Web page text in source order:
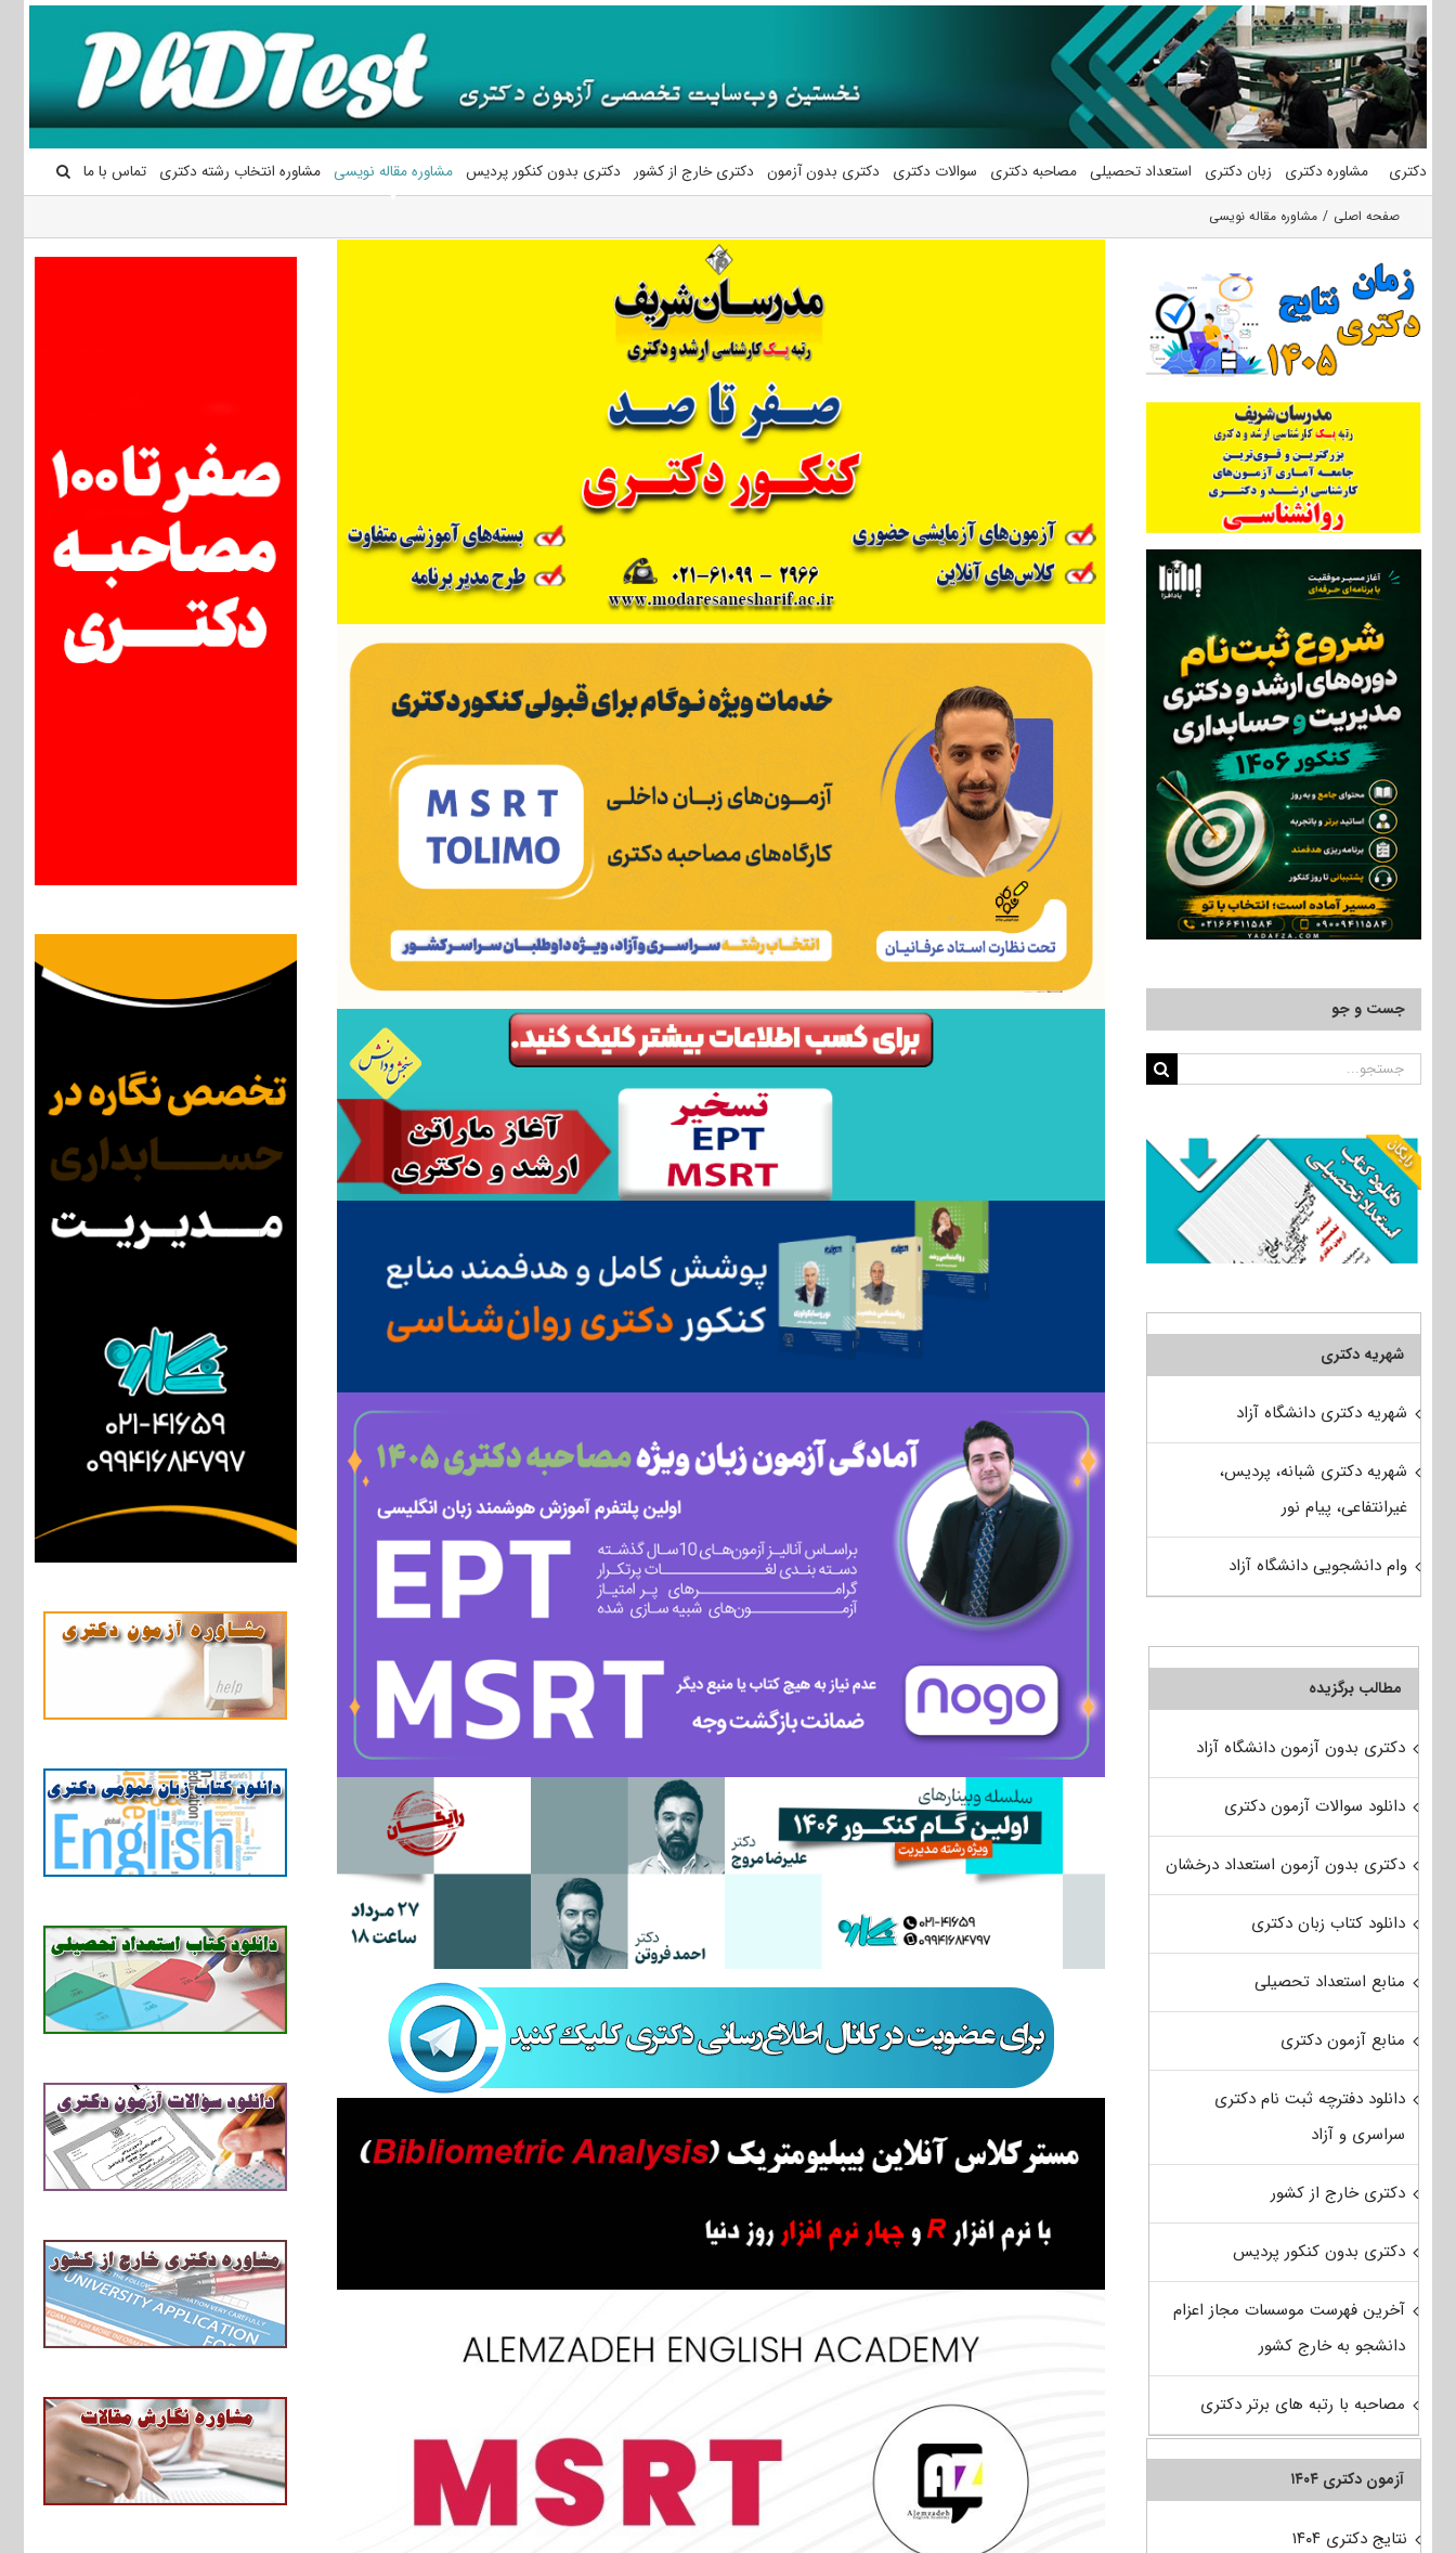
محتوا
دکتری مشاوره دکتری زبان دکتری استعداد تحصیلی مصاحبه دکتری سوالات دکتری دکتری بدون آزمون دکتری خارج از کشور دکتری بدون کنکور پردیس مشاوره مقاله نویسی مشاوره انتخاب رشته دکتری تماس با ما
صفحه اصلی مشاوره مقاله نویسی
جست و جو
جستجو
شهریه دکتری
شهریه دکتری دانشگاه آزاد
شهریه دکتری شبانه، پردیس،
غیرانتفاعی، پیام نور
وام دانشجویی دانشگاه آزاد
مطالب برگزیده
دکتری بدون آزمون دانشگاه آزاد
دانلود سوالات آزمون دکتری
دکتری بدون آزمون استعداد درخشان
دانلود کتاب زبان دکتری
منابع استعداد تحصیلی
منابع آزمون دکتری
دانلود دفترچه ثبت نام دکتری
سراسری و آزاد
دکتری خارج از کشور
دکتری بدون کنکور پردیس
آخرین فهرست موسسات مجاز اعزام
دانشجو به خارج کشور
مصاحبه با رتبه های برتر دکتری
آزمون دکتری ۱۴۰۴
نتایج دکتری ۱۴۰۴